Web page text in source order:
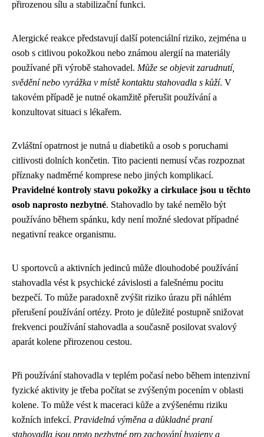
přirozenou sílu a stabilizační funkci.
Alergické reakce představují další potenciální riziko, zejména u
osob s citlivou pokožkou nebo známou alergií na materiály
používané při výrobě stahovadel. Může se objevit zarudnutí,
svědění nebo vyrážka v místě kontaktu stahovadla s kůží. V
takovém případě je nutné okamžitě přerušit používání a
konzultovat situaci s lékařem.
Zvláštní opatrnost je nutná u diabetiků a osob s poruchami
citlivosti dolních končetin. Tito pacienti nemusí včas rozpoznat
příznaky nadměrné komprese nebo jiných komplikací.
Pravidelné kontroly stavu pokožky a cirkulace jsou u těchto
osob naprosto nezbytné. Stahovadlo by také nemělo být
používáno během spánku, kdy není možné sledovat případné
negativní reakce organismu.
U sportovců a aktivních jedinců může dlouhodobé používání
stahovadla vést k psychické závislosti a falešnému pocitu
bezpečí. To může paradoxně zvýšit riziko úrazu při náhlém
přerušení používání ortézy. Proto je důležité postupně snižovat
frekvenci používání stahovadla a současně posilovat svalový
aparát kolene přirozenou cestou.
Při používání stahovadla v teplém počasí nebo během intenzivní
fyzické aktivity je třeba počítat se zvýšeným pocením v oblasti
kolene. To může vést k maceraci kůže a zvýšenému riziku
kožních infekcí. Pravidelná výměna a důkladné praní
stahovadla jsou proto nezbytné pro zachování hygieny a